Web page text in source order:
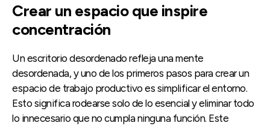
Crear un espacio que inspire
concentración
Un escritorio desordenado refleja una mente
desordenada, y uno de los primeros pasos para crear un
espacio de trabajo productivo es simplificar el entorno.
Esto significa rodearse solo de lo esencial y eliminar todo
lo innecesario que no cumpla ninguna función. Este